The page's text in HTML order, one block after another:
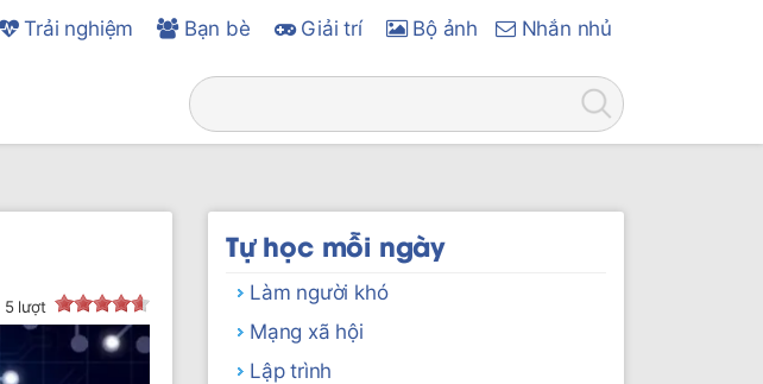
Trải nghiệm Bạn bè Giải trí Bộ ảnh Nhắn nhủ
5lượt
Tự học mỗi ngày
Làm người khó
Mạng xã hội
Lập trình